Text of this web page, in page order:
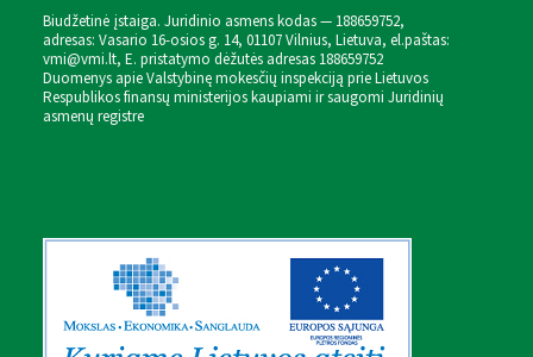
Biudžetinė įstaiga. Juridinio asmens kodas — 188659752,
adresas: Vasario 16-osios g. 14, 01107 Vilnius, Lietuva, el.paštas:
vmi@vmi.lt, E. pristatymo dėžutės adresas 188659752
Duomenys apie Valstybinę mokesčių inspekciją prie Lietuvos
Respublikos finansų ministerijos kaupiami ir saugomi Juridinių
asmenų registre